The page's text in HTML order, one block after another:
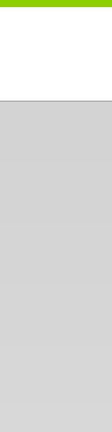
Direkt zum Inhalt